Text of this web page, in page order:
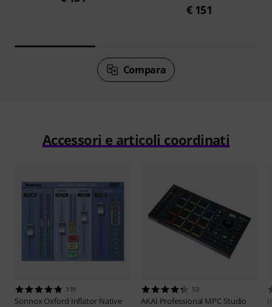
€ 151
Compara
Accessori e articoli coordinati
119
Sonnox Oxford Inflator Native
53
AKAI Professional MPC Studio